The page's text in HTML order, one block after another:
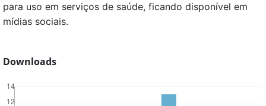
para uso em serviços de saúde, ficando disponível em
mídias sociais.
Downloads